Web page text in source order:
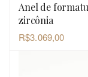
OLHADA
Anel de
zircônia
R$3.069,00